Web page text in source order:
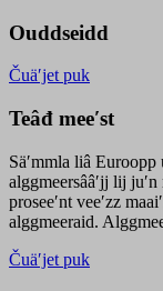
Ouddseidd
Čuäʹjet puk
Teâđ meeʹst
Säʹmmla liâ Euroopp
alggmeersââʹjj lij
proseeʹnt veeʹzz
alggmeeraid.
Čuäʹjet puk